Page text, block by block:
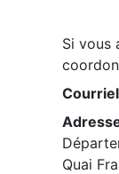
Si vous
Courriel
Quai